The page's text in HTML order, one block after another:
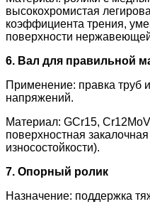
высокохромистая
коэффициента трения,
поверхности
6. Вал для правильной
Применение: правка труб
напряжений.
Материал: GCr15,
поверхностная
износостойкости).
7. Опорный ролик
Назначение: поддержка